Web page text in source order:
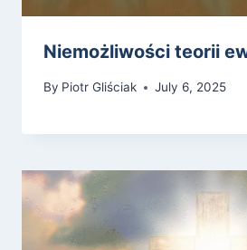
Niemożliwości teorii
By Piotr Gliściak July 6, 2025